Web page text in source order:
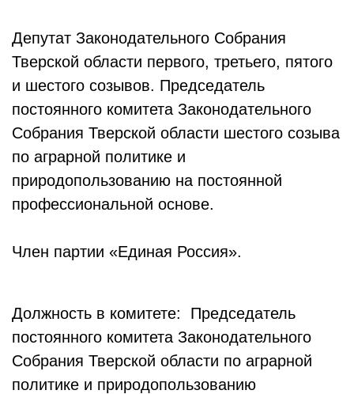
Депутат Законодательного Собрания
Тверской области первого, третьего, пятого
и шестого созывов. Председатель
постоянного комитета Законодательного
Собрания Тверской области шестого созыва
по аграрной политике и
природопользованию на постоянной
профессиональной основе.
Член партии «Единая Россия».
Должность в комитете: Председатель
постоянного комитета Законодательного
Собрания Тверской области по аграрной
политике и природопользованию